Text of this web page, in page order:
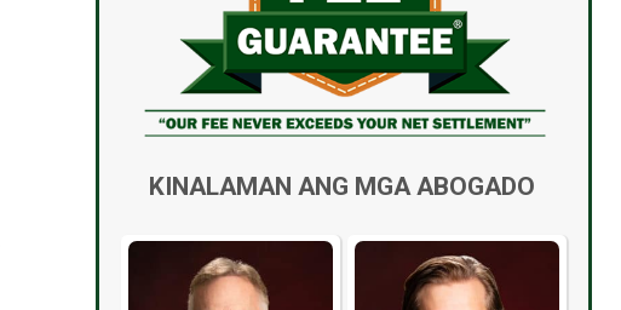
KINALAMAN ANG MGA ABOGADO